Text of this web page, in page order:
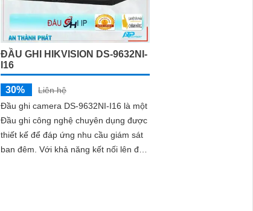
ĐẦU GHI HIKVISION DS-9632NI-
I16
30%
Liên hệ
Đầu ghi camera DS-9632NI-I16 là một
Đầu ghi công nghệ chuyên dụng được
thiết kế để đáp ứng nhu cầu giám sát
ban đêm. Với khả năng kết nối lên đến